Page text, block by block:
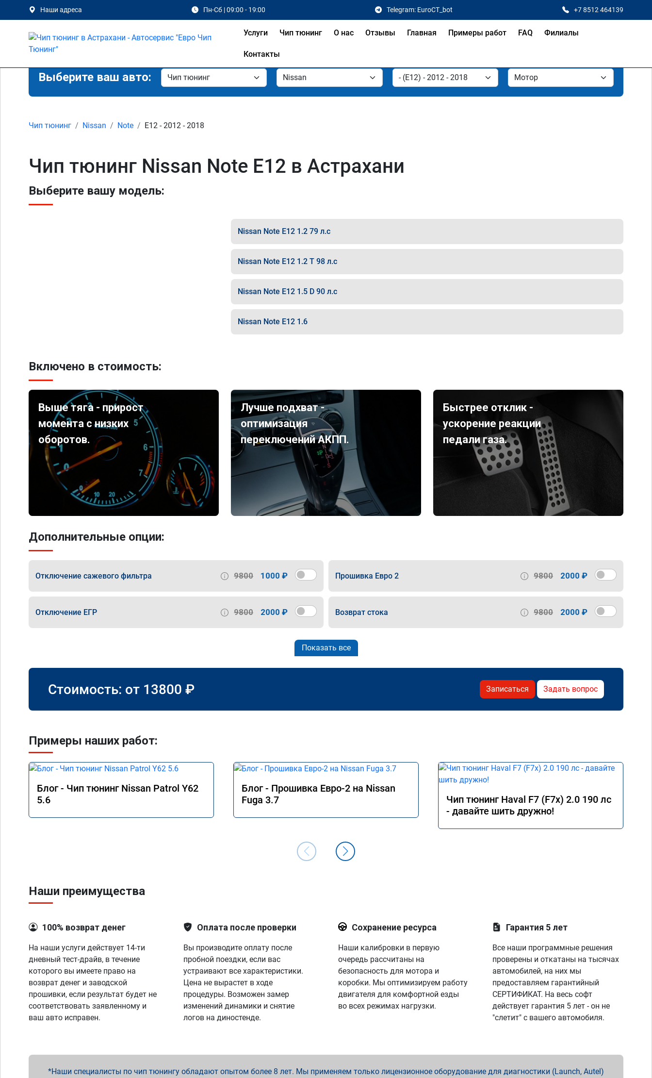
Наши адреса Пн-Сб | 09:00 - 19:00 Telegram: EuroCT_bot +7 8512 464139
Услуги Чип тюнинг О нас Отзывы Главная Примеры работ FAQ Филиалы
Контакты
Выберите ваш авто:
Чип тюнинг Nissan Note E12 - 2012 - 2018
Чип тюнинг Nissan Note E12 в Астрахани
Выберите вашу модель:
Nissan Note E12 1.2 79 л.с
Nissan Note E12 1.2 T 98 л.с
Nissan Note E12 1.5 D 90 л.с
Nissan Note E12 1.6
Включено в стоимость:
Выше тяга - прирост
момента с низких
оборотов.
Лучше подхват -
оптимизация
переключений АКПП.
Быстрее отклик -
ускорение реакции
педали газа.
Дополнительные опции:
Отключение сажевого фильтра 9800 1000 ₽ Прошивка Евро 2 9800 2000 ₽
Отключение ЕГР 9800 2000 ₽ Возврат стока 9800 2000 ₽
Показать все
Стоимость: от 13800 ₽ Записаться Задать вопрос
Примеры наших работ:
Блог - Чип тюнинг Nissan Patrol Y62
5.6
Блог - Прошивка Евро-2 на Nissan
Fuga 3.7
Чип тюнинг Haval F7 (F7x) 2.0 190 лс
- давайте шить дружно!
Наши преимущества
100% возврат денег
На наши услуги действует 14-ти
дневный тест-драйв, в течение
которого вы имеете право на
возврат денег и заводской
прошивки, если результат будет не
соответствовать заявленному и
ваш авто исправен.
Оплата после проверки
Вы производите оплату после
пробной поездки, если вас
устраивают все характеристики.
Цена не вырастет в ходе
процедуры. Возможен замер
изменений динамики и снятие
логов на диностенде.
Сохранение ресурса
Наши калибровки в первую
очередь рассчитаны на
безопасность для мотора и
коробки. Мы оптимизируем работу
двигателя для комфортной езды
во всех режимах нагрузки.
Гарантия 5 лет
Все наши программные решения
проверены и откатаны на тысячах
автомобилей, на них мы
предоставляем гарантийный
СЕРТИФИКАТ. На весь софт
действует гарантия 5 лет - он не
"слетит" с вашего автомобиля.
Наши специалисты по чип тюнингу обладают опытом более 8 лет. Мы применяем только лицензионное оборудование для диагностики (Launch, Autel)